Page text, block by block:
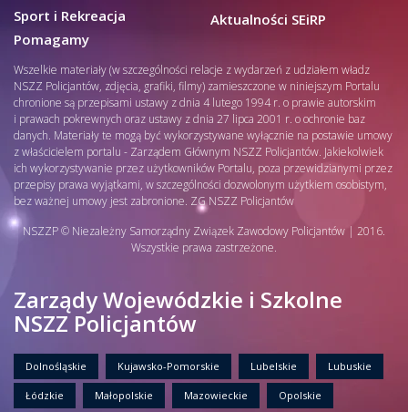
Sport i Rekreacja
Pomagamy
Aktualności SEiRP
Wszelkie materiały (w szczególności relacje z wydarzeń z udziałem władz
NSZZ Policjantów, zdjęcia, grafiki, filmy) zamieszczone w niniejszym Portalu
chronione są przepisami ustawy z dnia 4 lutego 1994 r. o prawie autorskim
i prawach pokrewnych oraz ustawy z dnia 27 lipca 2001 r. o ochronie baz
danych. Materiały te mogą być wykorzystywane wyłącznie na postawie umowy
z właścicielem portalu - Zarządem Głównym NSZZ Policjantów. Jakiekolwiek
ich wykorzystywanie przez użytkowników Portalu, poza przewidzianymi przez
przepisy prawa wyjątkami, w szczególności dozwolonym użytkiem osobistym,
bez ważnej umowy jest zabronione. ZG NSZZ Policjantów
NSZZP © Niezależny Samorządny Związek Zawodowy Policjantów | 2016.
Wszystkie prawa zastrzeżone.
Zarządy Wojewódzkie i Szkolne
NSZZ Policjantów
Dolnośląskie Kujawsko-Pomorskie Lubelskie Lubuskie
Łódzkie Małopolskie Mazowieckie Opolskie